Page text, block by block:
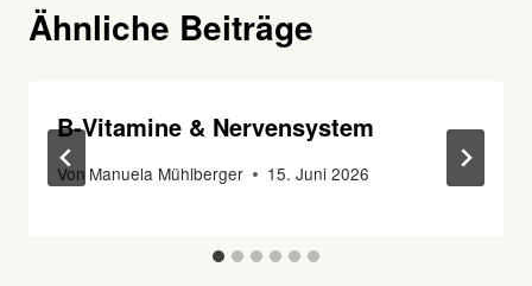
Ähnliche Beiträge
B-Vitamine & Nervensystem
Von Manuela Mühlberger 15. Juni 2026